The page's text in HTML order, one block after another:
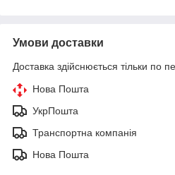
Умови доставки
Доставка здійснюється тільки по
Нова Пошта
УкрПошта
Транспортна компанія
Нова Пошта